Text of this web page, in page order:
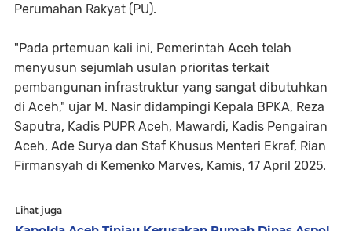
Perumahan Rakyat (PU).
"Pada prtemuan kali ini, Pemerintah Aceh telah
menyusun sejumlah usulan prioritas terkait
pembangunan infrastruktur yang sangat dibutuhkan
di Aceh," ujar M. Nasir didampingi Kepala BPKA, Reza
Saputra, Kadis PUPR Aceh, Mawardi, Kadis Pengairan
Aceh, Ade Surya dan Staf Khusus Menteri Ekraf, Rian
Firmansyah di Kemenko Marves, Kamis, 17 April 2025.
Lihat juga